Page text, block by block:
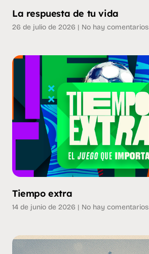
La respuesta de tu vida
26 de julio de 2026 No hay comentarios
Tiempo extra
14 de junio de 2026 No hay comentarios